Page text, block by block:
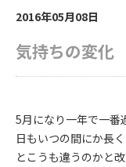
2016年05月08日
気持ちの変化
5月になり一年で一番
日もいつの間にか長
とこうも違うのかと